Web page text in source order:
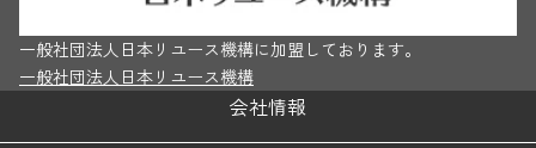
一般社団法人日本リユース機構に加盟しております。
一般社団法人日本リユース機構
会社情報